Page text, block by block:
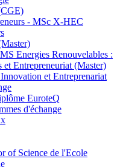
- MSc X-HEC
Energies Renouvelables :
et Entrepreneuriat (Master)
et Entreprenariat
EuroteQ
d'échange
of Science de l'Ecole